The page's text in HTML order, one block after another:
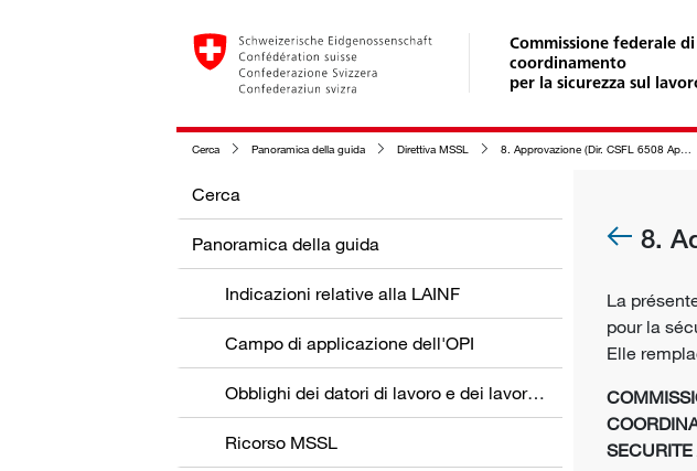
Commissione federale di
coordinamento
per la sicurezza sul
Cerca Panoramica della guida Direttiva MSSL 8. Approvazione (Dir. CSFL 6508 Appello MSSL)
Cerca
Panoramica della guida
Indicazioni relative alla LAINF
Campo di applicazione dell'OPI
Obblighi dei datori di lavoro e dei lavoratori
Ricorso MSSL
8.
La
pour la
Elle
SECURITE